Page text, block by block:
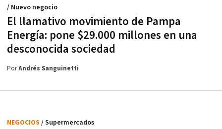
El llamativo movimiento de Pampa
Energía: pone $29.000 millones en una
desconocida sociedad
/ Nuevo negocio
PorAndrés Sanguinetti
NEGOCIOS / Supermercados